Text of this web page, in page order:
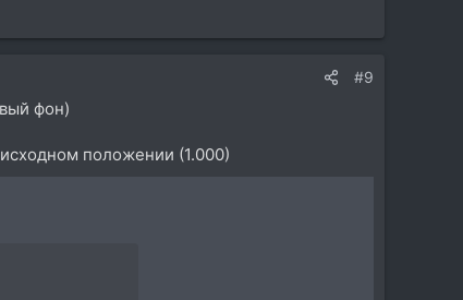
#9
фон)
положении (1.000)